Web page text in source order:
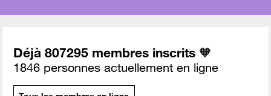
Déjà 807295 membres inscrits 🧡
1846 personnes actuellement en ligne